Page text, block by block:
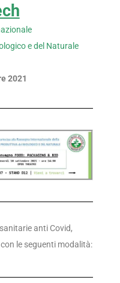
e del Naturale
2021
anti Covid,
con le seguenti modalità: